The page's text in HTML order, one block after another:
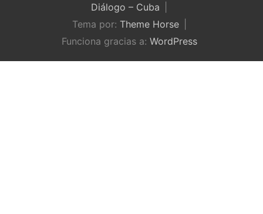
Diálogo – Cuba
Tema por: Theme Horse
Funciona gracias a: WordPress